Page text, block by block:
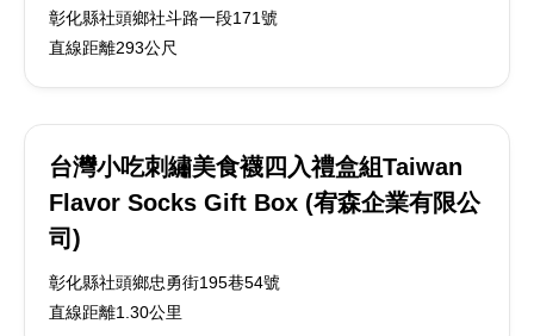
彰化縣社頭鄉社斗路一段171號
直線距離293公尺
台灣小吃刺繡美食襪四入禮盒組Taiwan
Flavor Socks Gift Box (宥森企業有限公
司)
彰化縣社頭鄉忠勇街195巷54號
直線距離1.30公里